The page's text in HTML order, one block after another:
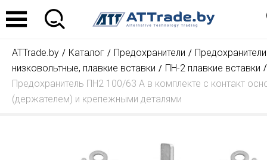
ATTrade.by Каталог Предохранители
Предохранители
низковольтные, плавкие вставки
ПН-2 плавкие вставки
Предохранитель ПН2 100/63 А в комплекте с контакт
(держателем) и крепежными деталями